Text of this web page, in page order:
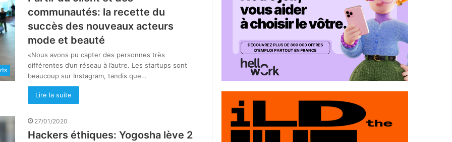
communautés: la recette du
succès des nouveaux acteurs
mode et beauté
«Nous avons pu capter des personnes très
différentes d’un réseau à l’autre. Les startups sont
beaucoup sur Instagram, tandis que…
Lire la suite
27/01/2020
Hackers éthiques: Yogosha lève 2